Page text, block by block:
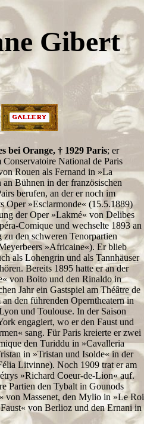
Gibert
bei Orange, † 1929 Paris; er
National de Paris
Rouen als Fernand in »La
Bühnen in der französischen
berufen, an der er noch im
Oper »Esclarmonde« (15.5.1889)
der Oper »Lakmé« von Delibes
Comique und wechselte 1893 an
den schweren Tenorpartien
»Africaine«). Er blieb
als Lohengrin und als Tannhäuser
Bereits 1895 hatte er an der
von Boito und den Rinaldo in
Jahr ein Gastspiel am Théâtre de
den führenden Operntheatern in
und Toulouse. In der Saison
engagiert, wo er den Faust und
sang. Für Paris kreierte er zwei
den Turiddu in »Cavalleria
in »Tristan und Isolde« in der
Litvinne). Noch 1909 trat er am
»Richard Coeur-de-Lion« auf.
Partien den Tybalt in Gounods
von Massenet, den Mylio in »Le Roi
von Berlioz und den Ernani in